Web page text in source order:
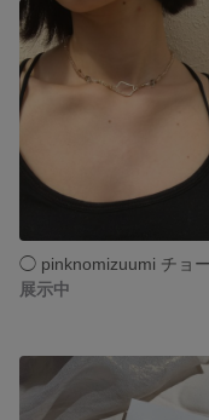
展示中